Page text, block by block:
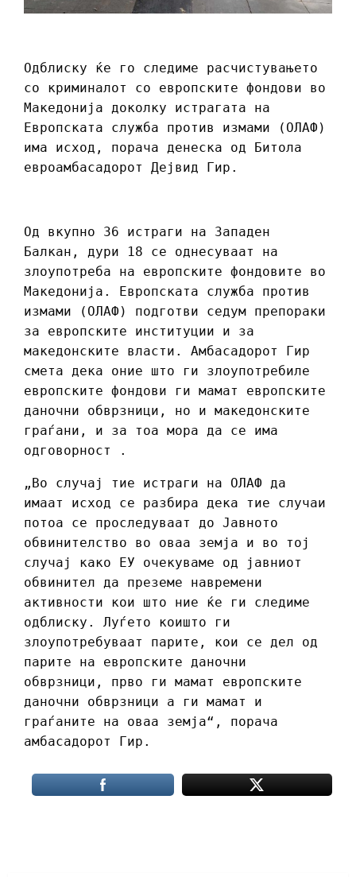
Одблиску ќе го следиме расчистувањето
со криминалот со европските фондови во
Македонија доколку истрагата на
Европската служба против измами (ОЛАФ)
има исход, порача денеска од Битола
евроамбасадорот Дејвид Гир.
Од вкупно 36 истраги на Западен
Балкан, дури 18 се однесуваат на
злоупотреба на европските фондовите во
Македонија. Европската служба против
измами (ОЛАФ) подготви седум препораки
за европските институции и за
македонските власти. Амбасадорот Гир
смета дека оние што ги злоупотребиле
европските фондови ги мамат европските
даночни обврзници, но и македонските
граѓани, и за тоа мора да се има
одговорност .
„Во случај тие истраги на ОЛАФ да
имаат исход се разбира дека тие случаи
потоа се проследуваат до Јавното
обвинителство во оваа земја и во тој
случај како ЕУ очекуваме од јавниот
обвинител да преземе навремени
активности кои што ние ќе ги следиме
одблиску. Луѓето коишто ги
злоупотребуваат парите, кои се дел од
парите на европските даночни
обврзници, прво ги мамат европските
даночни обврзници а ги мамат и
граѓаните на оваа земја“, порача
амбасадорот Гир.